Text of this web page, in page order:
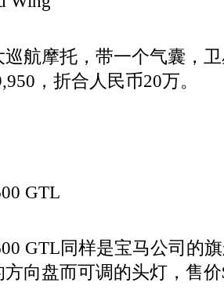
摩托，带一个气囊，卫
，折合人民币20万。
GTL
GTL同样是宝马公司的旗
向盘而可调的头灯，售